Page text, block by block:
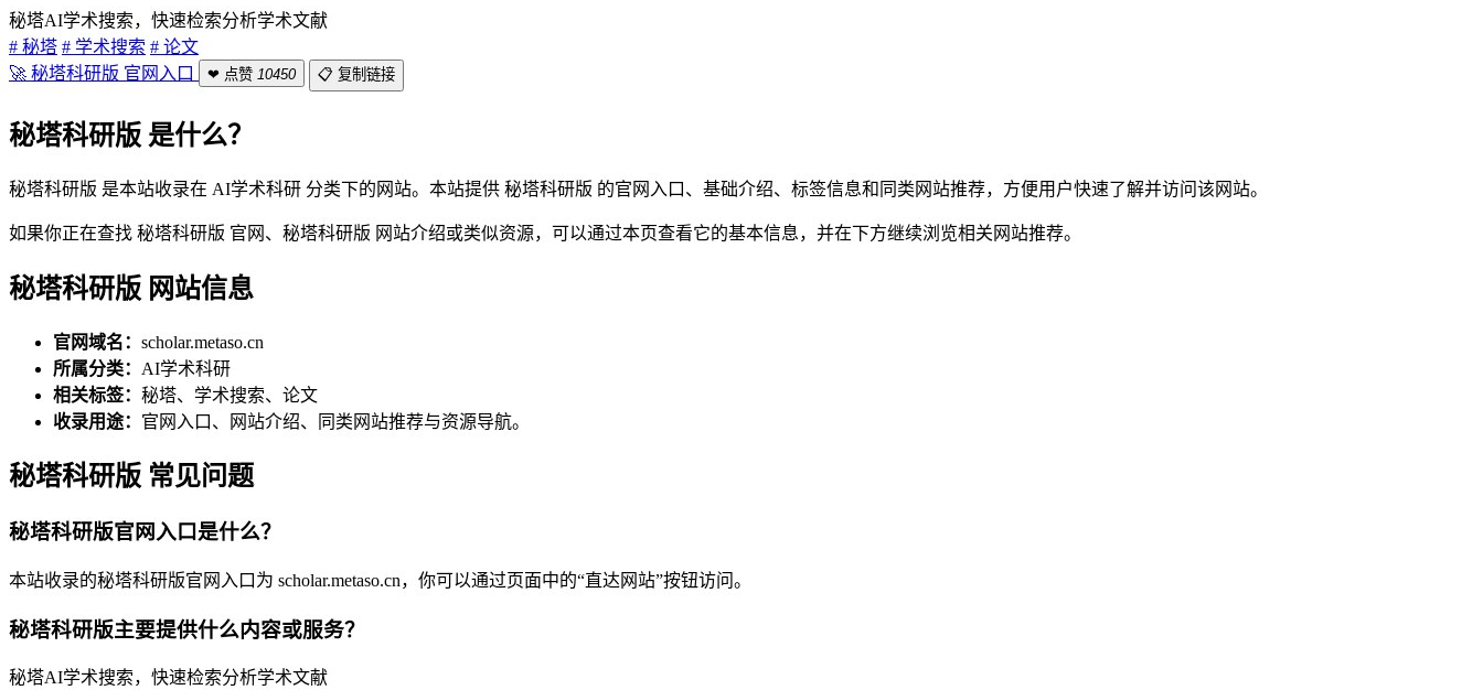
秘塔AI学术搜索，快速检索分析学术文献
# 秘塔 # 学术搜索 # 论文
🚀 秘塔科研版 官网入口
❤ 点赞 10450 📋 复制链接
秘塔科研版 是什么？
秘塔科研版 是本站收录在 AI学术科研 分类下的网站。本站提供 秘塔科研版 的官网入口、基础介绍、标签信息和同类网站推荐，方便用户快速了解并访问该网站。
如果你正在查找 秘塔科研版 官网、秘塔科研版 网站介绍或类似资源，可以通过本页查看它的基本信息，并在下方继续浏览相关网站推荐。
秘塔科研版 网站信息
官网域名： scholar.metaso.cn
所属分类： AI学术科研
相关标签： 秘塔、学术搜索、论文
收录用途： 官网入口、网站介绍、同类网站推荐与资源导航。
秘塔科研版 常见问题
秘塔科研版官网入口是什么？
本站收录的秘塔科研版官网入口为 scholar.metaso.cn，你可以通过页面中的“直达网站”按钮访问。
秘塔科研版主要提供什么内容或服务？
秘塔AI学术搜索，快速检索分析学术文献